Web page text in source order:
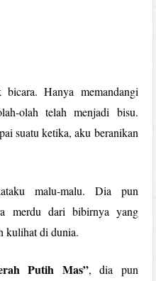
Hanya memandangi
olah telah menjadi bisu.
suatu ketika, aku beranikan
malu-malu. Dia pun
merdu dari bibirnya yang
kulihat di dunia.
Putih Mas”, dia pun